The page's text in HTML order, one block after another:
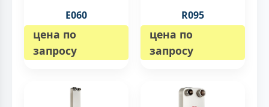
E060
цена по
запросу
R095
цена по
запросу